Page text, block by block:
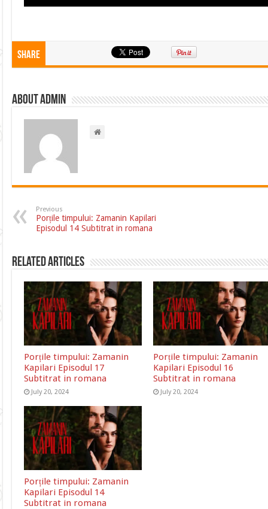
Share
About admin
Previous
Porțile timpului: Zamanin Kapilari
Episodul 14 Subtitrat in romana
Related Articles
Porțile timpului: Zamanin
Kapilari Episodul 17
Subtitrat in romana
July 20, 2024
Porțile timpului: Zamanin
Kapilari Episodul 16
Subtitrat in romana
July 20, 2024
Porțile timpului: Zamanin
Kapilari Episodul 14
Subtitrat in romana